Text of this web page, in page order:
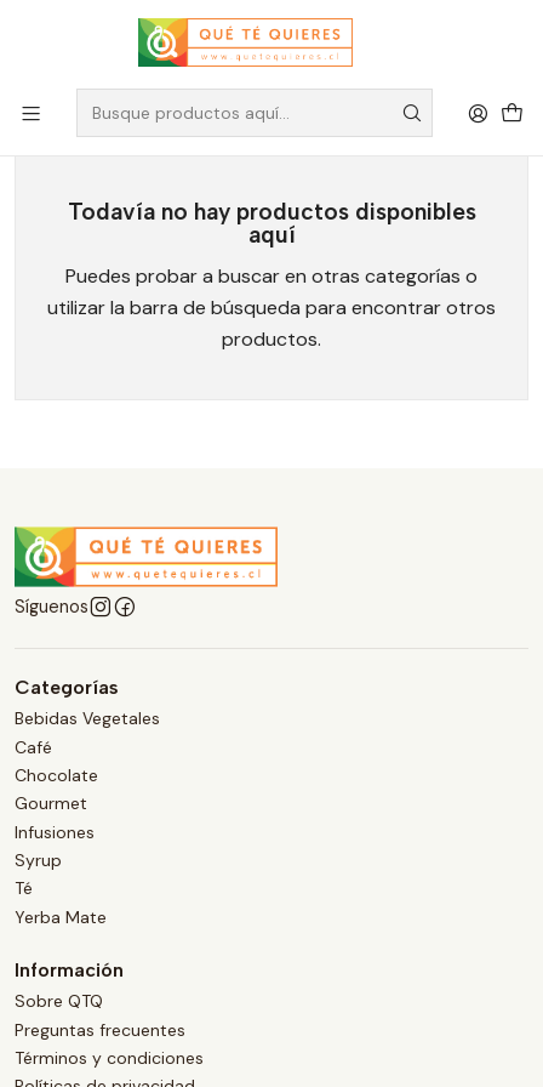
Té Mowi
Todavía no hay productos disponibles
aquí
Puedes probar a buscar en otras categorías o
utilizar la barra de búsqueda para encontrar otros
productos.
Síguenos
Categorías
Bebidas Vegetales
Café
Chocolate
Gourmet
Infusiones
Syrup
Té
Yerba Mate
Información
Sobre QTQ
Preguntas frecuentes
Términos y condiciones